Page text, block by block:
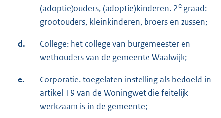
(adoptie)ouders, (adoptie)kinderen. 2e graad:
grootouders, kleinkinderen, broers en zussen;
d.
College: het college van burgemeester en
wethouders van de gemeente Waalwijk;
e.
Corporatie: toegelaten instelling als bedoeld in
artikel 19 van de Woningwet die feitelijk
werkzaam is in de gemeente;